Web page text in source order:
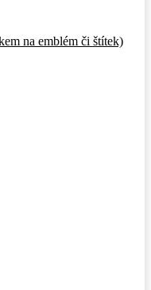
na emblém či štítek)